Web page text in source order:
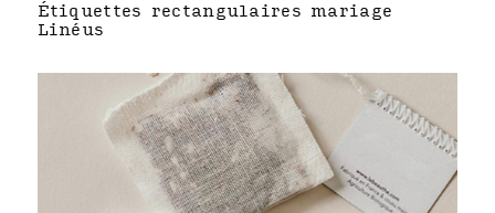
Étiquettes rectangulaires mariage
Linéus